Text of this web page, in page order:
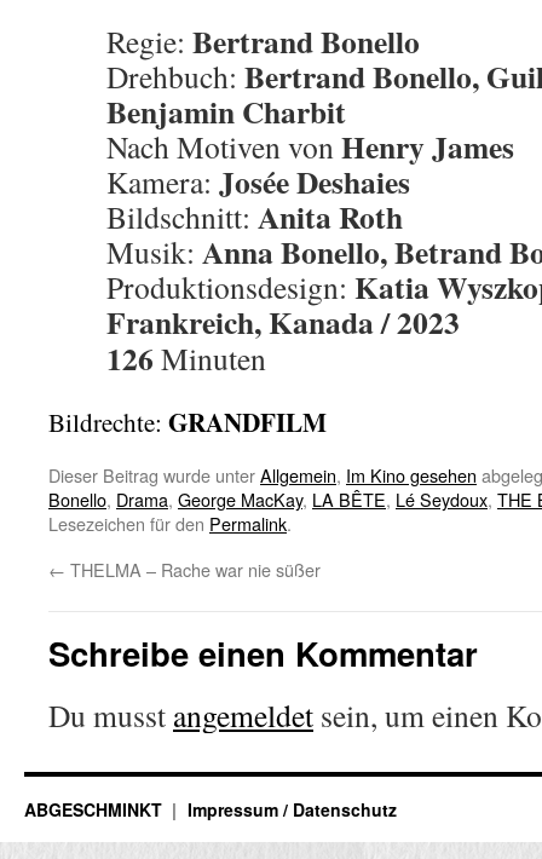
Regie: Bertrand Bonello
Drehbuch: Bertrand Bonello,
Benjamin Charbit
Nach Motiven vonHenry James
Kamera: Josée Deshaies
Bildschnitt: Anita Roth
Musik: Anna Bonello, Betrand
Produktionsdesign: Katia
Frankreich, Kanada / 2023
126 Minuten
Bildrechte: GRANDFILM
Dieser Beitrag wurde unterAllgemein, Im Kino gesehen
Bonello, Drama, George MacKay, LA BÊTE, Lé Seydoux, THE
Lesezeichen für den Permalink.
← THELMA – Rache war nie süßer
Schreibe einen Kommentar
Du musst angemeldet sein, um einen
ABGESCHMINKT Impressum / Datenschutz